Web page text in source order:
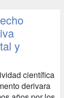
directa
y...
y
científica
derivara